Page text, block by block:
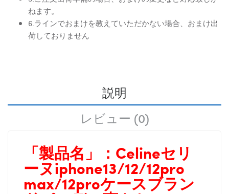
ねます。
6.ラインでおまけを教えていただかない場合、おまけ出
荷しておりません
説明
レビュー (0)
「製品名」： Celineセリ
ーヌiphone13/12/12pro
max/12proケースブラン